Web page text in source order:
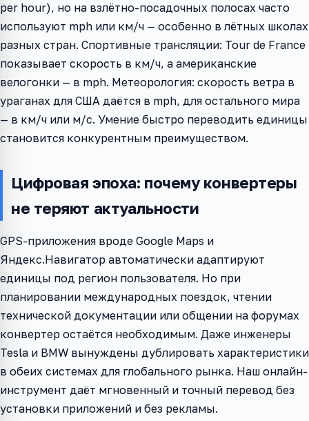
per hour), но на взлётно-посадочных полосах часто
используют mph или км/ч — особенно в лётных школах
разных стран. Спортивные трансляции: Tour de France
показывает скорость в км/ч, а американские
велогонки — в mph. Метеорология: скорость ветра в
ураганах для США даётся в mph, для остального мира
— в км/ч или м/с. Умение быстро переводить единицы
становится конкурентным преимуществом.
Цифровая эпоха: почему конвертеры
не теряют актуальности
GPS-приложения вроде Google Maps и
Яндекс.Навигатор автоматически адаптируют
единицы под регион пользователя. Но при
планировании международных поездок, чтении
технической документации или общении на форумах
конвертер остаётся необходимым. Даже инженеры
Tesla и BMW вынуждены дублировать характеристики
в обеих системах для глобального рынка. Наш онлайн-
инструмент даёт мгновенный и точный перевод без
установки приложений и без рекламы.